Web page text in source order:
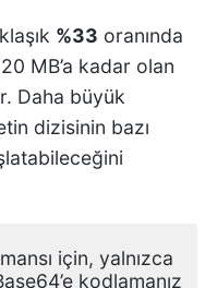
%33 oranında
MB’a kadar olan
Daha büyük
dizisinin bazı
için, yalnızca
kodlamanız